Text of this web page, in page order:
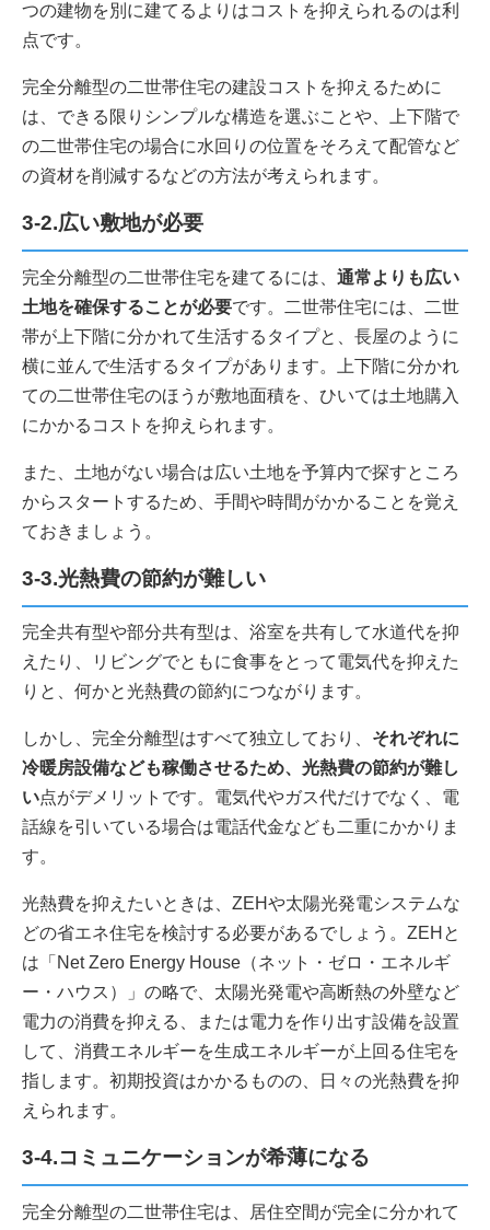
つの建物を別に建てるよりはコストを抑えられるのは利
点です。
完全分離型の二世帯住宅の建設コストを抑えるために
は、できる限りシンプルな構造を選ぶことや、上下階で
の二世帯住宅の場合に水回りの位置をそろえて配管など
の資材を削減するなどの方法が考えられます。
3-2.広い敷地が必要
完全分離型の二世帯住宅を建てるには、 通常よりも広い
土地を確保することが必要です。二世帯住宅には、二世
帯が上下階に分かれて生活するタイプと、長屋のように
横に並んで生活するタイプがあります。上下階に分かれ
ての二世帯住宅のほうが敷地面積を、ひいては土地購入
にかかるコストを抑えられます。
また、土地がない場合は広い土地を予算内で探すところ
からスタートするため、手間や時間がかかることを覚え
ておきましょう。
3-3.光熱費の節約が難しい
完全共有型や部分共有型は、浴室を共有して水道代を抑
えたり、リビングでともに食事をとって電気代を抑えた
りと、何かと光熱費の節約につながります。
しかし、完全分離型はすべて独立しており、 それぞれに
冷暖房設備なども稼働させるため、光熱費の節約が難し
い点がデメリットです。電気代やガス代だけでなく、電
話線を引いている場合は電話代金なども二重にかかりま
す。
光熱費を抑えたいときは、ZEHや太陽光発電システムな
どの省エネ住宅を検討する必要があるでしょう。ZEHと
は「Net Zero Energy House（ネット・ゼロ・エネルギ
ー・ハウス）」の略で、太陽光発電や高断熱の外壁など
電力の消費を抑える、または電力を作り出す設備を設置
して、消費エネルギーを生成エネルギーが上回る住宅を
指します。初期投資はかかるものの、日々の光熱費を抑
えられます。
3-4.コミュニケーションが希薄になる
完全分離型の二世帯住宅は、居住空間が完全に分かれて